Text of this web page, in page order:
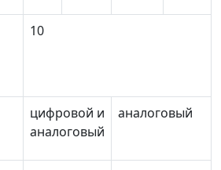
10
цифровой и
аналоговый
аналоговый